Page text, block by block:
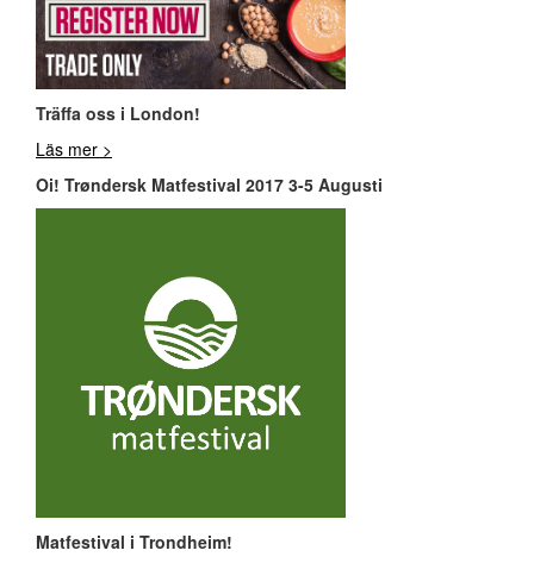
Träffa oss i London!
Läs mer >
Oi! Trøndersk Matfestival 2017 3-5 Augusti
Matfestival i Trondheim!